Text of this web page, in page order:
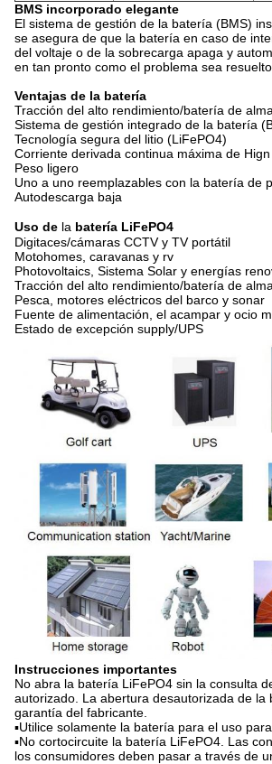
BMS incorporado elegante
El sistema de gestión de la batería (BMS)
se asegura de que la batería en caso de
del voltaje o de la sobrecarga apaga y
en tan pronto como el problema sea resuelto.
Ventajas de la batería
Tracción del alto rendimiento/batería de
Sistema de gestión integrado de la batería
Tecnología segura del litio (LiFePO4)
Corriente derivada continua máxima de Hign
Peso ligero
Uno a uno reemplazables con la batería de
Autodescarga baja
Uso de la batería LiFePO4
Digitaces/cámaras CCTV y TV portátil
Motohomes, caravanas y rv
Photovoltaics, Sistema Solar y energías
Tracción del alto rendimiento/batería de
Pesca, motores eléctricos del barco y sonar
Fuente de alimentación, el acampar y ocio
Estado de excepción supply/UPS
Instrucciones importantes
No abra la batería LiFePO4 sin la consulta
autorizado. La abertura desautorizada de la
garantía del fabricante.
▪Utilice solamente la batería para el uso
▪No cortocircuite la batería LiFePO4. Las
los consumidores deben pasar a través de